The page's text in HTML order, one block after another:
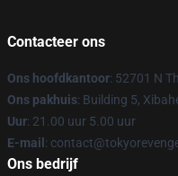
Contacteer ons
Ons hoofdkantoor: 52701 N
Ons pakhuis: Building 5,
Uur: 21.00 uur 5.00 uur
E-mail:
Ons bedrijf